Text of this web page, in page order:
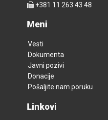
+381 11 263 43 48
Meni
Vesti
Dokumenta
Javni pozivi
Donacije
Pošaljite nam poruku
Linkovi